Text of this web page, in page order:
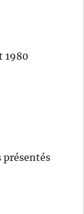
1980
présentés